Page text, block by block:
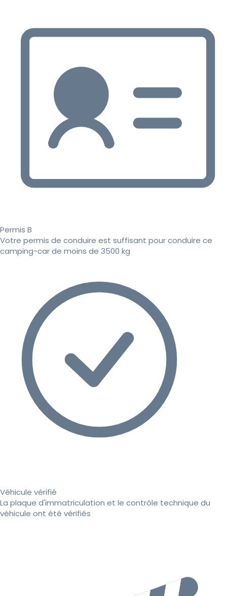
Permis B
Votre permis de conduire est suffisant pour conduire ce
camping-car de moins de 3500 kg
Véhicule vérifié
La plaque d'immatriculation et le contrôle technique du
véhicule ont été vérifiés